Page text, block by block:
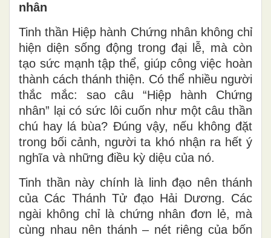
nhân
Tinh thần Hiệp hành Chứng nhân không chỉ
hiện diện sống động trong đại lễ, mà còn
tạo sức mạnh tập thể, giúp công việc hoàn
thành cách thánh thiện. Có thể nhiều người
thắc mắc: sao câu “Hiệp hành Chứng
nhân” lại có sức lôi cuốn như một câu thần
chú hay lá bùa? Đúng vậy, nếu không đặt
trong bối cảnh, người ta khó nhận ra hết ý
nghĩa và những điều kỳ diệu của nó.
Tinh thần này chính là linh đạo nên thánh
của Các Thánh Tử đạo Hải Dương. Các
ngài không chỉ là chứng nhân đơn lẻ, mà
cùng nhau nên thánh – nét riêng của bốn